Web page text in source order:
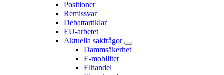
Positioner
Remissvar
Debattartiklar
EU-arbetet
Aktuella sakfrågor
Dammsäkerhet
E-mobilitet
Elhandel